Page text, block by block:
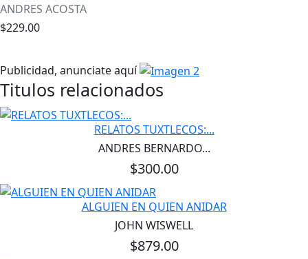
ANDRES ACOSTA
$229.00
Publicidad, anunciate aquí
Titulos relacionados
RELATOS TUXTLECOS:...
ANDRES BERNARDO...
$300.00
ALGUIEN EN QUIEN ANIDAR
JOHN WISWELL
$879.00